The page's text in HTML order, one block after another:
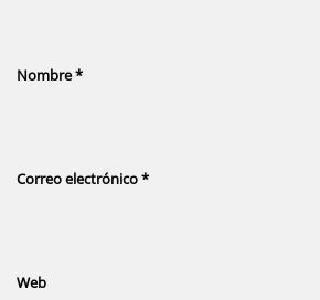
Nombre*
Correo electrónico*
Web